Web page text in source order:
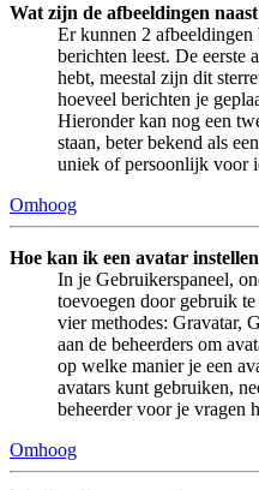
Wat zijn de afbeeldingen
Er kunnen 2 afbeeldingen
berichten leest. De eerste
hebt, meestal zijn dit
hoeveel berichten je
Hieronder kan nog een
staan, beter bekend als
uniek of persoonlijk voor
Omhoog
Hoe kan ik een avatar
In je Gebruikerspaneel,
toevoegen door gebruik
vier methodes: Gravatar,
aan de beheerders om
op welke manier je een
avatars kunt gebruiken,
beheerder voor je vragen
Omhoog